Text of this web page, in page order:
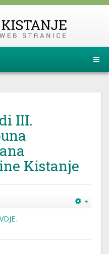
III.
Kistanje
.